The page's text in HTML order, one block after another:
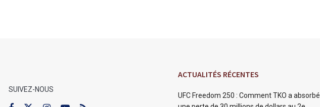
SUIVEZ-NOUS
ACTUALITÉS RÉCENTES
UFC Freedom 250 : Comment TKO a absorbé